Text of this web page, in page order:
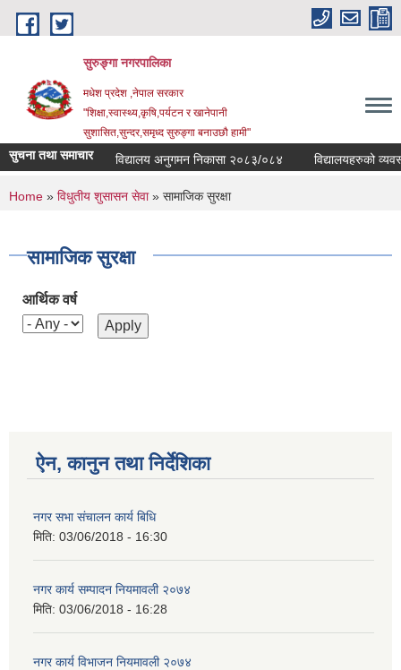
Skip to main content
सुरुङ्‍गा नगरपालिका
मधेश प्रदेश ,नेपाल सरकार
"शिक्षा,स्वास्थ्य,कृषि,पर्यटन र खानेपानी
सुशासित,सुन्दर,समृध्द सुरुङ्गा बनाउछौ हामी"
सुचना तथा समाचार विद्यालय अनुगमन निकासा २०८३/०८४ विद्यालयहरुको
You are here
Home » विधुतीय शुसासन सेवा» सामाजिक सुरक्षा
सामाजिक सुरक्षा
आर्थिक वर्ष
ऐन, कानुन तथा निर्देशिका
नगर सभा संचालन कार्य बिधि
मिति: 03/06/2018 - 16:30
नगर कार्य सम्पादन नियमावली २०७४
मिति: 03/06/2018 - 16:28
नगर कार्य विभाजन नियमावली २०७४